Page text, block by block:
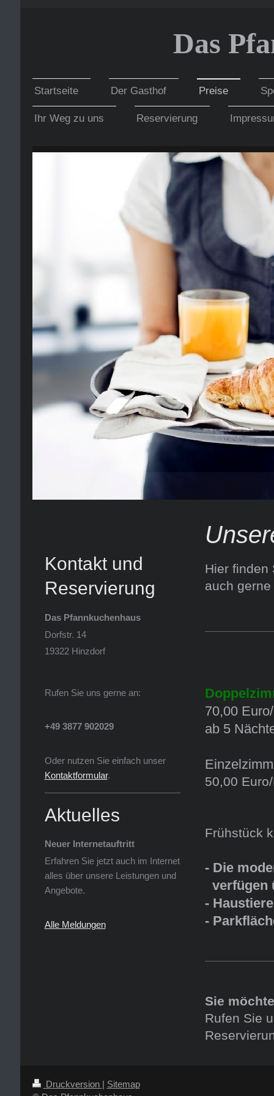
Das
Startseite Der Gasthof Preise
Ihr Weg zu uns Reservierung
Hier finden
auch
70,00
ab 5
50,00
Frühstück
- Die
verfügen
-
-
Sie
Rufen Sie
Kontakt und
Reservierung
Das Pfannkuchenhaus
Dorfstr. 14
19322 Hinzdorf
Rufen Sie uns gerne an:
+49 3877 902029
Oder nutzen Sie einfach unser
Kontaktformular.
Aktuelles
Neuer Internetauftritt
Erfahren Sie jetzt auch im Internet
alles über unsere Leistungen und
Angebote.
Alle Meldungen
Druckversion | Sitemap